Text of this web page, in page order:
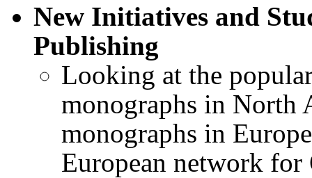
New Initiatives and
Publishing
Looking at the
monographs in North
monographs in
European network for